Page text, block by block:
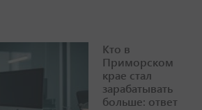
Кто в
Приморском
крае стал
зарабатывать
больше: ответ